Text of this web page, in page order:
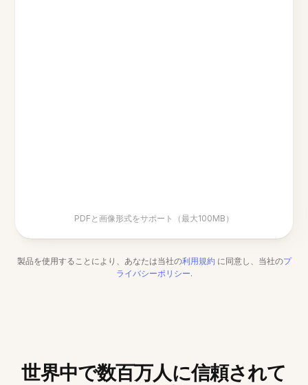
PDFと画像形式をサポート（最大100MB）
製品を使用することにより、あなたは当社の利用規約 に同意し、当社のプ
ライバシーポリシー.
世界中で数百万人に信頼されて